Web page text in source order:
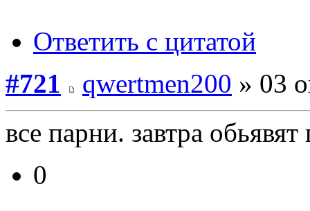
Ответить с цитатой
#721
qwertmen200 » 03
все парни. завтра обьявят
0